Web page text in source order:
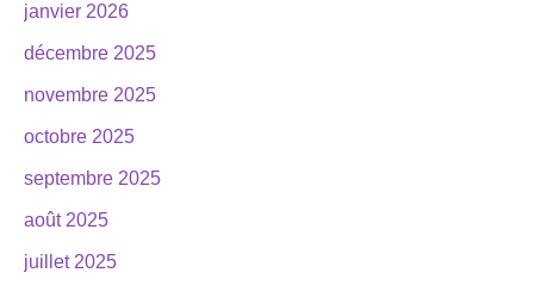
janvier 2026
décembre 2025
novembre 2025
octobre 2025
septembre 2025
août 2025
juillet 2025